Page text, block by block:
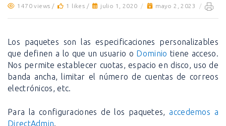
1470 views / 1 likes / julio 1, 2020 / mayo 2, 2023 /
Los paquetes son las especificaciones personalizables
que definen a lo que un usuario o Dominio tiene acceso.
Nos permite establecer cuotas, espacio en disco, uso de
banda ancha, limitar el número de cuentas de correos
electrónicos, etc.
Para la configuraciones de los paquetes, accedemos a
DirectAdmin.